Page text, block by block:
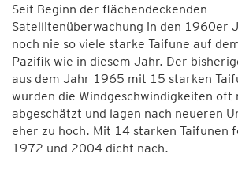
Seit Beginn der flächendeckenden
Satellitenüberwachung in den 1960er
noch nie so viele starke Taifune auf
Pazifik wie in diesem Jahr. Der
aus dem Jahr 1965 mit 15 starken
wurden die Windgeschwindigkeiten oft
abgeschätzt und lagen nach neueren
eher zu hoch. Mit 14 starken Taifunen
1972 und 2004 dicht nach.